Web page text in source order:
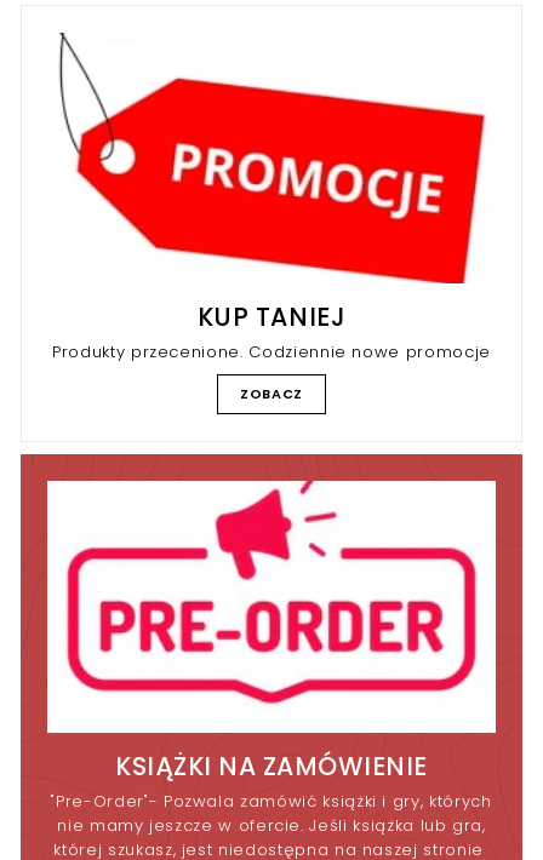
0
KUP TANIEJ
Produkty przecenione. Codziennie nowe promocje
ZOBACZ
KSIĄŻKI NA ZAMÓWIENIE
"Pre-Order"- Pozwala zamówić książki i gry, których
nie mamy jeszcze w ofercie. Jeśli książka lub gra,
której szukasz, jest niedostępna na naszej stronie